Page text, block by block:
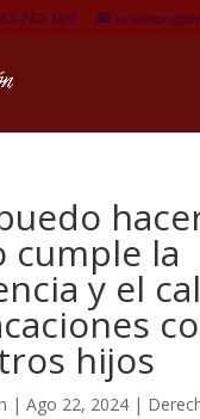
262 389
cumple la
y el
hijos
| Ago 22, 2024|